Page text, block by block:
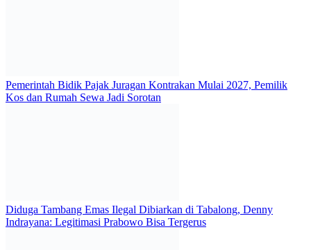
Pemerintah Bidik Pajak Juragan Kontrakan Mulai 2027, Pemilik
Kos dan Rumah Sewa Jadi Sorotan
Diduga Tambang Emas Ilegal Dibiarkan di Tabalong, Denny
Indrayana: Legitimasi Prabowo Bisa Tergerus